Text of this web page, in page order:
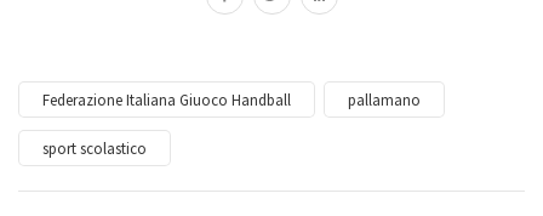
Federazione Italiana Giuoco Handball pallamano
sport scolastico